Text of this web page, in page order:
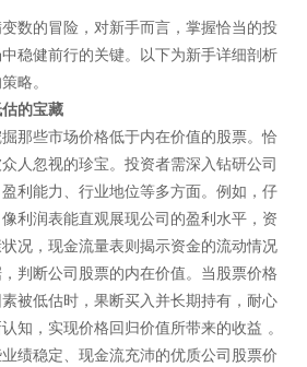
数的冒险，对新手而言，掌握恰当的投
稳健前行的关键。以下为新手详细剖析
略。​
的宝藏​
那些市场价格低于内在价值的股票。恰
人忽视的珍宝。投资者需深入钻研公司
利能力、行业地位等多方面。例如，仔
利润表能直观展现公司的盈利水平，资
况，现金流量表则揭示资金的流动情况
判断公司股票的内在价值。当股票价格
被低估时，果断买入并长期持有，耐心
知，实现价格回归价值所带来的收益 。
绩稳定、现金流充沛的优质公司股票价